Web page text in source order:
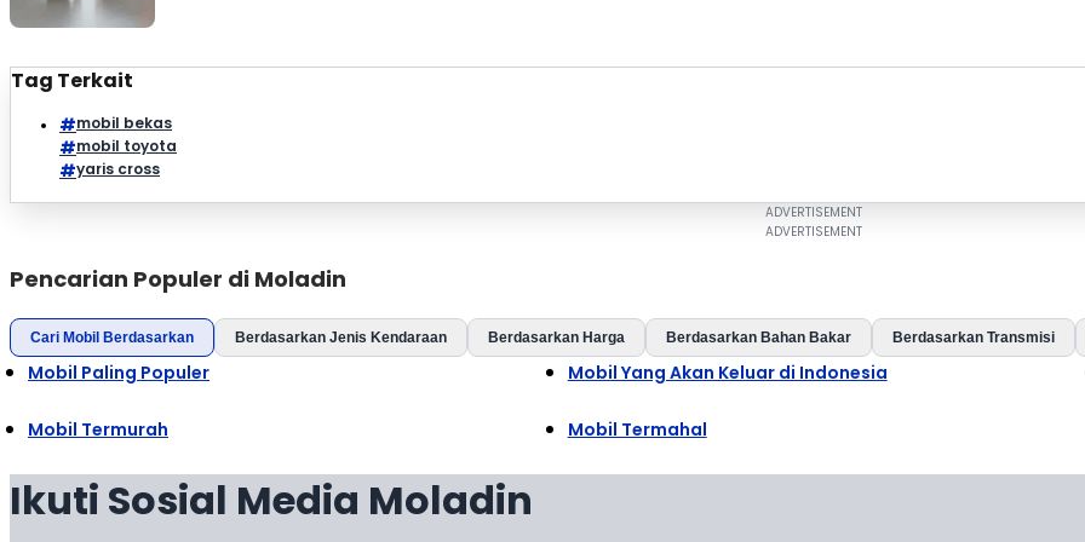
Tag Terkait
mobil bekas
mobil toyota
yaris cross
Pencarian Populer di Moladin
Cari Mobil Berdasarkan Berdasarkan Jenis Kendaraan Berdasarkan Harga Berdasarkan Bahan Bakar Berdasarkan Transmisi
Mobil Paling Populer Mobil Yang Akan Keluar di Indonesia
Mobil Termurah Mobil Termahal
Ikuti Sosial Media Moladin